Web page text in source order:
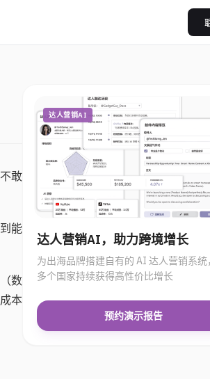
敢
能
数
本
达人营销AI
达人营销AI，助力跨境增长
为出海品牌搭建自有的 AI 达人营销系统
多个国家持续获得高性价比增长
预约演示报告